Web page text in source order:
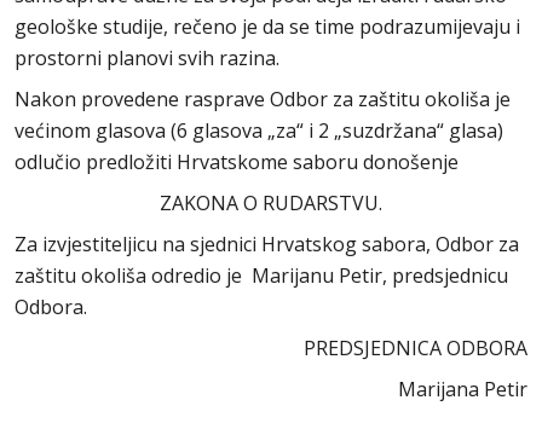
geološke studije, rečeno je da se time podrazumijevaju i
prostorni planovi svih razina.
Nakon provedene rasprave Odbor za zaštitu okoliša je
većinom glasova (6 glasova „za“ i 2 „suzdržana“ glasa)
odlučio predložiti Hrvatskome saboru donošenje
ZAKONA O RUDARSTVU.
Za izvjestiteljicu na sjednici Hrvatskog sabora, Odbor za
zaštitu okoliša odredio je Marijanu Petir, predsjednicu
Odbora.
PREDSJEDNICA ODBORA
Marijana Petir